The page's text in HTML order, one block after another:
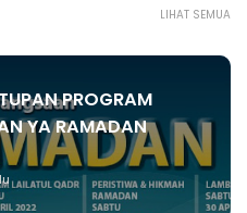
LIHAT SEMUA
PROGRAM
YA RAMADAN